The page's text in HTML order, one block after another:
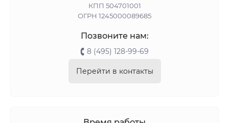
КПП 504701001
ОГРН 1245000089685
Позвоните нам:
8 (495) 128-99-69
Перейти в контакты